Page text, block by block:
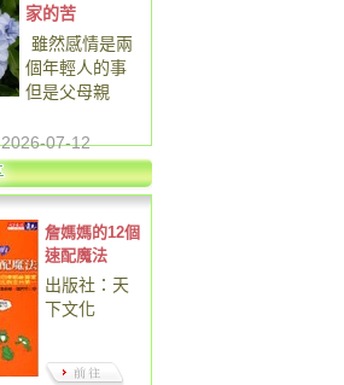
家的苦
雖然感情是兩
個年輕人的事
但是父母親
2026-07-12
詹媽媽的12個
速配魔法
出版社：天
下文化